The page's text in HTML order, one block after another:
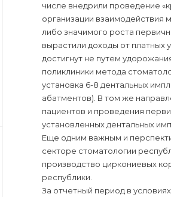
числе внедрили проведение
организации взаимодействия
либо значимого роста
вырастили доходы от платных
достигнут не путем
поликлиники метода
установка 6-8 дентальных
абатментов). В том же
пациентов и проведения
установленных дентальных
Еще одним важным и
секторе стоматологии
производство циркониевых
республики.
За отчетный период в